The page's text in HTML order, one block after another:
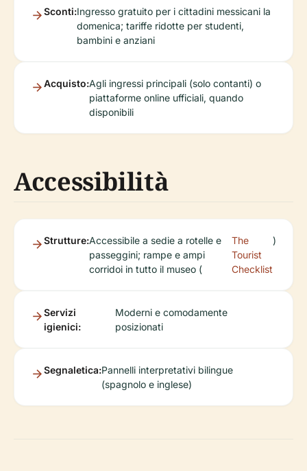
Sconti:Ingresso gratuito per i cittadini messicani la
domenica; tariffe ridotte per studenti,
bambini e anziani
Acquisto:Agli ingressi principali (solo contanti) o
piattaforme online ufficiali, quando
disponibili
Accessibilità
Strutture:Accessibile a sedie a rotelle e
passeggini; rampe e ampi
corridoi in tutto il museo (
The
Tourist
Checklist
)
Servizi
igienici:
Moderni e comodamente
posizionati
Segnaletica:Pannelli interpretativi bilingue
(spagnolo e inglese)